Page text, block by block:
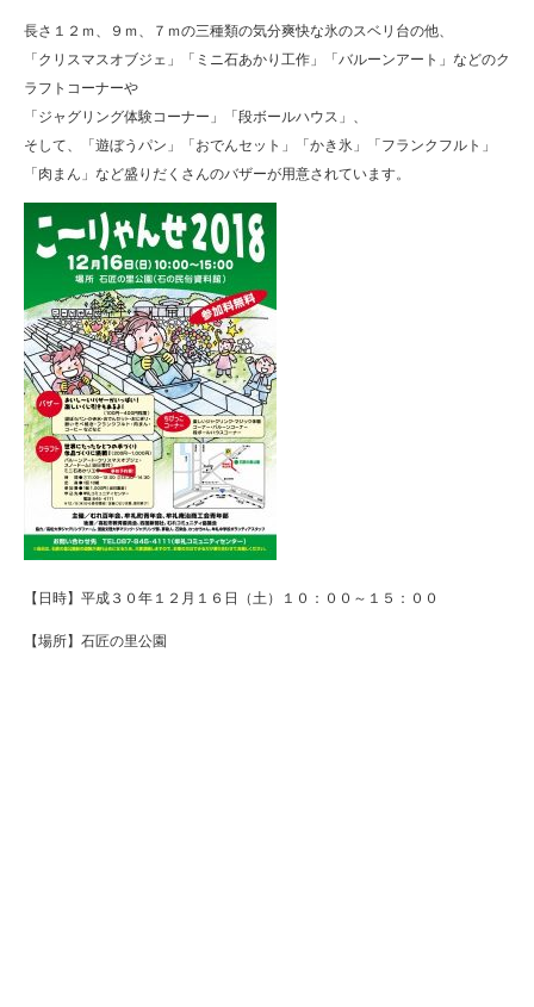
長さ１２ｍ、９ｍ、７ｍの三種類の気分爽快な氷のスベリ台の他、
「クリスマスオブジェ」「ミニ石あかり工作」「バルーンアート」などのク
ラフトコーナーや
「ジャグリング体験コーナー」「段ボールハウス」、
そして、「遊ぼうパン」「おでんセット」「かき氷」「フランクフルト」
「肉まん」など盛りだくさんのバザーが用意されています。
【日時】平成３０年１２月１６日（土）１０：００～１５：００
【場所】石匠の里公園